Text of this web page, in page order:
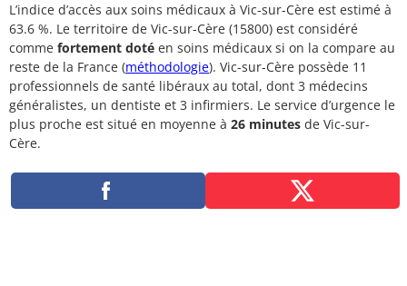
L’indice d’accès aux soins médicaux à Vic-sur-Cère est estimé à
63.6 %. Le territoire de Vic-sur-Cère (15800) est considéré
comme fortement doté en soins médicaux si on la compare au
reste de la France (méthodologie). Vic-sur-Cère possède 11
professionnels de santé libéraux au total, dont 3 médecins
généralistes, un dentiste et 3 infirmiers. Le service d’urgence le
plus proche est situé en moyenne à 26 minutes de Vic-sur-
Cère.